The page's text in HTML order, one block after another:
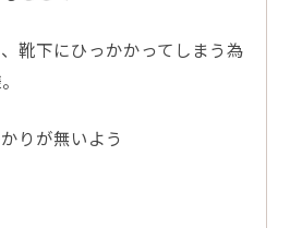
靴下にひっかかってしまう為
りが無いよう